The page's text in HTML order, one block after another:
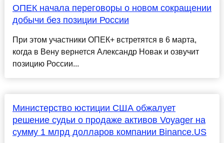
ОПЕК начала переговоры о новом сокращении
добычи без позиции России
При этом участники ОПЕК+ встретятся в 6 марта,
когда в Вену вернется Александр Новак и озвучит
позицию России...
Министерство юстиции США обжалует
решение судьи о продаже активов Voyager на
сумму 1 млрд долларов компании Binance.US